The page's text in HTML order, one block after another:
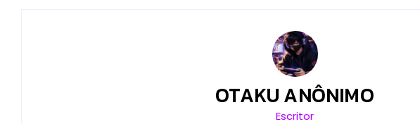
OTAKU ANÔNIMO
Escritor